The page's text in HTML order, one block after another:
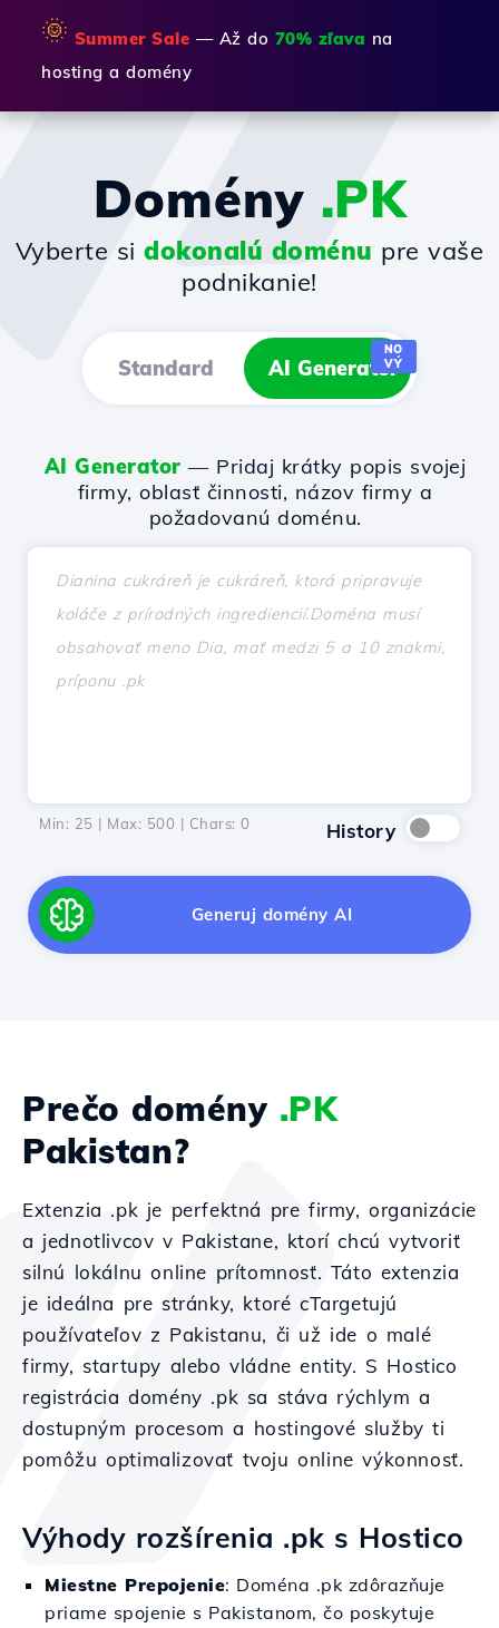
🌞 Summer Sale — Až do 70% zľava na
hosting a domény
Domény .PK
Vyberte sidokonalú doménu pre vaše
podnikanie!
Standard AI Generator
NO
VÝ
AI Generator — Pridaj krátky popis svojej
firmy, oblasť činnosti, názov firmy a
požadovanú doménu.
Min: 25 | Max: 500 | Chars: 0 History
Generuj domény AI
Prečo domény .PK
Pakistan?
Extenzia .pk je perfektná pre firmy, organizácie
a jednotlivcov v Pakistane, ktorí chcú vytvoriť
silnú lokálnu online prítomnosť. Táto extenzia
je ideálna pre stránky, ktoré cTargetujú
používateľov z Pakistanu, či už ide o malé
firmy, startupy alebo vládne entity. S Hostico
registrácia domény .pk sa stáva rýchlym a
dostupným procesom a hostingové služby ti
pomôžu optimalizovať tvoju online výkonnosť.
Výhody rozšírenia .pk s Hostico
Miestne Prepojenie: Doména .pk zdôrazňuje
priame spojenie s Pakistanom, čo poskytuje